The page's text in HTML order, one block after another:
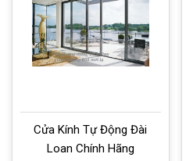
Cửa Kính Tự Động Đài
Loan Chính Hãng